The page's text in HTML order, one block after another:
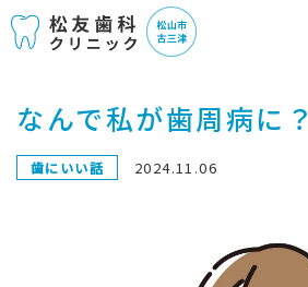
なんで私が歯周病に？
歯にいい話 2024.11.06